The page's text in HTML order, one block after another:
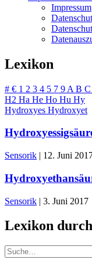
Impressum
Lexikon
# € 1 2 3 4 5 7 9 A B C
H2 Ha He Ho Hu Hy
Hydroxyes Hydroxyet
Sensorik | 12. Juni
Sensorik | 3. Juni 2017
Lexikon
Suche